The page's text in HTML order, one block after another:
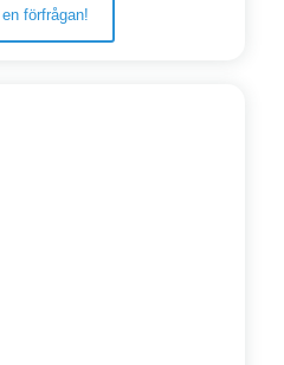
förfrågan!